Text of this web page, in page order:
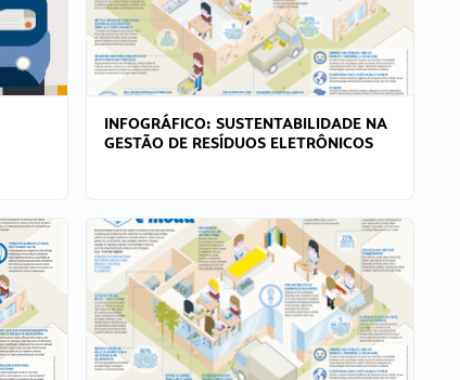
INFOGRÁFICO: SUSTENTABILIDADE NA
GESTÃO DE RESÍDUOS ELETRÔNICOS